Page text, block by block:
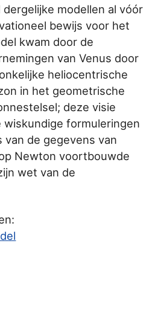
modellen al vóór
bewijs voor het
kwam door de
van Venus door
heliocentrische
in het geometrische
deze visie
formuleringen
van de gegevens van
Newton voortbouwde
wet van de